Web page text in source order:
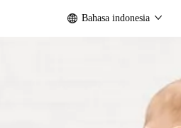
Bahasa indonesia